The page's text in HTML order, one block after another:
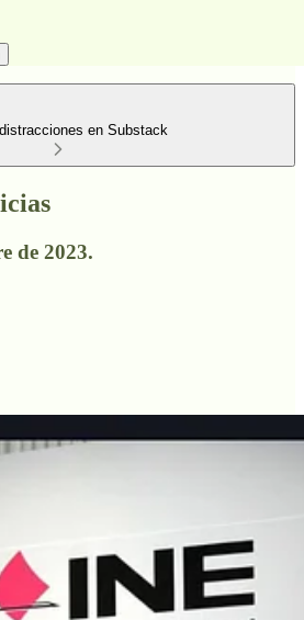
en Substack
de 2023.